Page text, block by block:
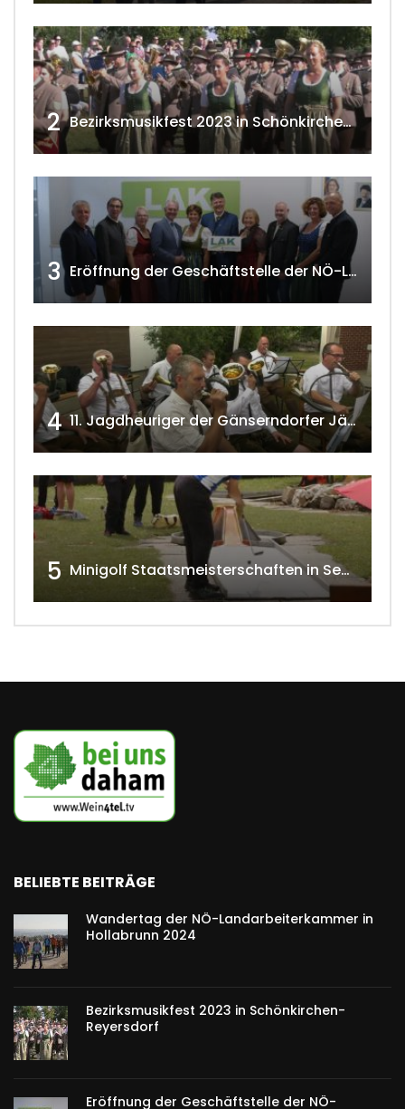
2 Bezirksmusikfest 2023 in Schönkirchen-Reyersdorf
3 Eröffnung der Geschäftstelle der NÖ-Landarbeiterkammer in Mistelbach w4tv174
4 11. Jagdheuriger der Gänserndorfer Jäger 2020 w4tv166
5 Minigolf Staatsmeisterschaften in Seefeld-Kadolz w4tv174
BELIEBTE BEITRÄGE
Wandertag der NÖ-Landarbeiterkammer in
Hollabrunn 2024
Bezirksmusikfest 2023 in Schönkirchen-
Reyersdorf
Eröffnung der Geschäftstelle der NÖ-